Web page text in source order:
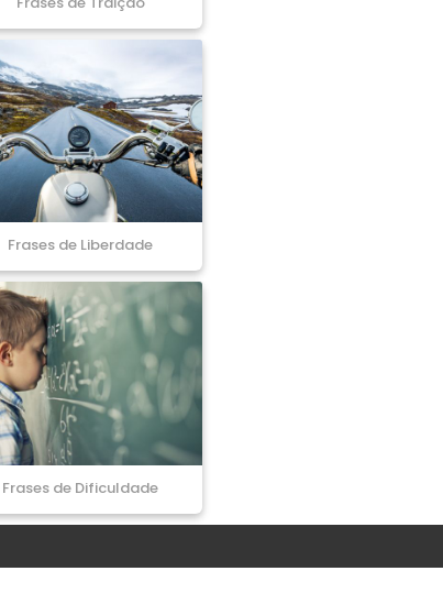
Frases de Liberdade
Frases de Dificuldade